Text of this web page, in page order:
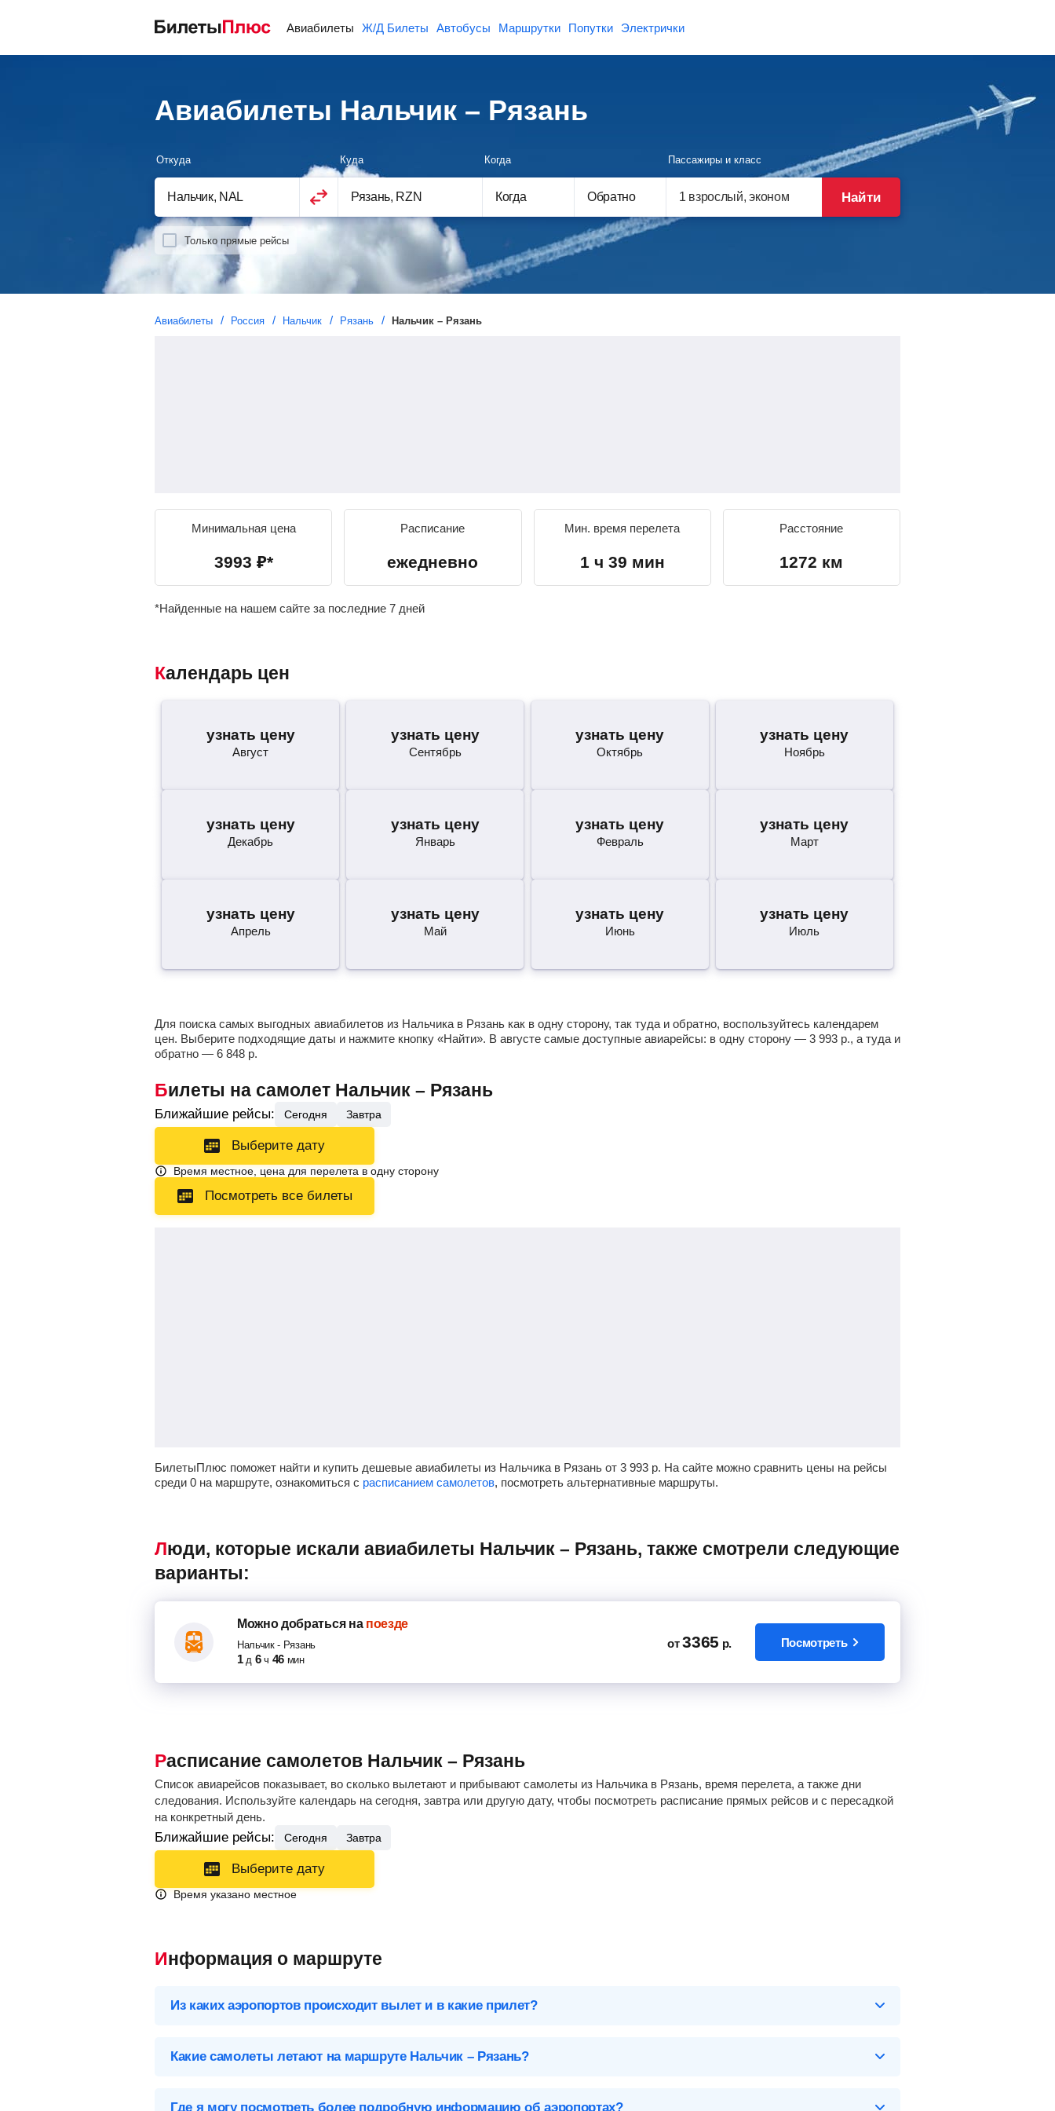
Авиабилеты Ж/Д Билеты Автобусы Маршрутки Попутки Электрички
Авиабилеты Нальчик – Рязань
Откуда Куда
Когда
Когда
Обратно
Пассажиры и класс
Только прямые рейсы
Найти
Авиабилеты Россия Нальчик Рязань Нальчик – Рязань
Минимальная цена
3993 ₽*
Расписание
ежедневно
Мин. время перелета
1 ч 39 мин
Расстояние
1272 км
*Найденные на нашем сайте за последние 7 дней
Календарь цен
узнать цену
Август
узнать цену
Сентябрь
узнать цену
Октябрь
узнать цену
Ноябрь
узнать цену
Декабрь
узнать цену
Январь
узнать цену
Февраль
узнать цену
Март
узнать цену
Апрель
узнать цену
Май
узнать цену
Июнь
узнать цену
Июль
Для поиска самых выгодных авиабилетов из Нальчика в Рязань как в одну сторону, так туда и обратно, воспользуйтесь календарем
цен. Выберите подходящие даты и нажмите кнопку «Найти». В августе самые доступные авиарейсы: в одну сторону — 3 993 р., а туда и
обратно — 6 848 р.
Билеты на самолет Нальчик – Рязань
Ближайшие рейсы: Сегодня Завтра
Выберите дату
Время местное, цена для перелета в одну сторону
Посмотреть все билеты
БилетыПлюс поможет найти и купить дешевые авиабилеты из Нальчика в Рязань от 3 993 р. На сайте можно сравнить цены на рейсы
среди 0 на маршруте, ознакомиться с расписанием самолетов, посмотреть альтернативные маршруты.
Люди, которые искали авиабилеты Нальчик – Рязань, также смотрели следующие
варианты:
Можно добратьсяна поезде
Нальчик- Рязань
1 д 6 ч 46 мин
от 3365 р. Посмотреть
Расписание самолетов Нальчик – Рязань
Список авиарейсов показывает, во сколько вылетают и прибывают самолеты из Нальчика в Рязань, время перелета, а также дни
следования. Используйте календарь на сегодня, завтра или другую дату, чтобы посмотреть расписание прямых рейсов и с пересадкой
на конкретный день.
Ближайшие рейсы: Сегодня Завтра
Выберите дату
Время указано местное
Информация о маршруте
Из каких аэропортов происходит вылет и в какие прилет?
Нальчик (NAL), Россия
Какие самолеты летают на маршруте Нальчик – Рязань?
Где я могу посмотреть более подробную информацию об аэропортах?